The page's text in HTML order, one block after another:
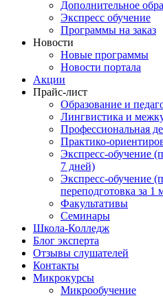
Дополнительное
Экспресс обучение
Программы на заказ
Новости
Новые программы
Новости портала
Акции
Прайс-лист
Образование и
Лингвистика и
Профессиональная
Практико-
Экспресс-обучение
7 дней)
Экспресс-обучение
переподготовка за 1
Факультативы
Семинары
Школа-Колледж
Блог эксперта
Отзывы слушателей
Контакты
Микрокурсы
Микрообучение